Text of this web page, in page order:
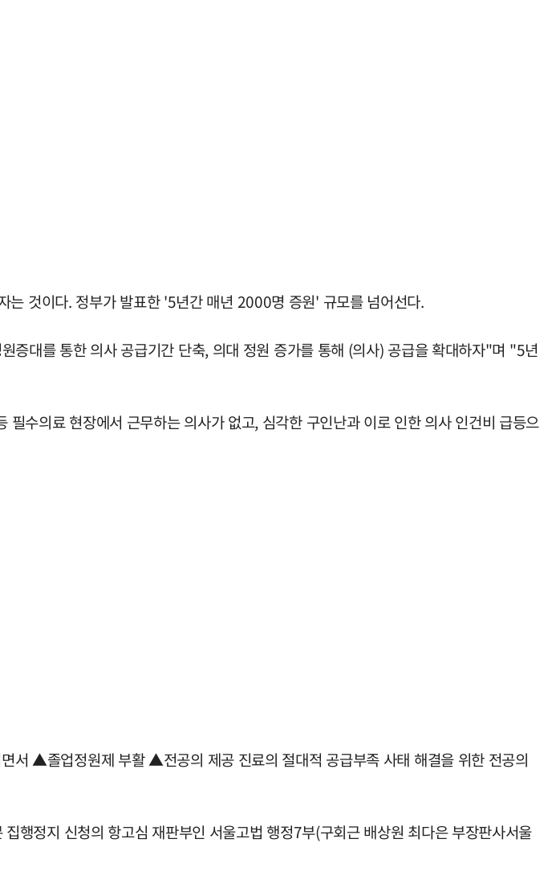
것이다. 정부가 발표한 '5년간 매년 2000명 증원' 규모를 넘어선다.
증대를 통한 의사 공급기간 단축, 의대 정원 증가를 통해 (의사) 공급을 확대하자"며 "5년
수의료 현장에서 근무하는 의사가 없고, 심각한 구인난과 이로 인한 의사 인건비 급등으
서 ▲졸업정원제 부활 ▲전공의 제공 진료의 절대적 공급부족 사태 해결을 위한 전공의
정지 신청의 항고심 재판부인 서울고법 행정7부(구회근 배상원 최다은 부장판사서울